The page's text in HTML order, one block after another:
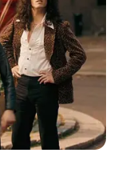
Municipais